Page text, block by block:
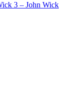
3 – John Wick